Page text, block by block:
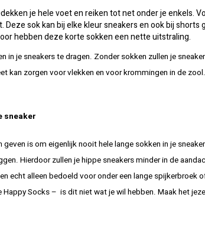
je hele voet en reiken tot net onder je enkels.
Deze sok kan bij elke kleur sneakers en ook bij
hebben deze korte sokken een nette uitstraling.
in je sneakers te dragen. Zonder sokken zullen je
kan zorgen voor vlekken en voor krommingen in de
sneaker
geven is om eigenlijk nooit hele lange sokken in je
Hierdoor zullen je hippe sneakers minder in de
echt alleen bedoeld voor onder een lange
Socks – is dit niet wat je wil hebben. Maak het